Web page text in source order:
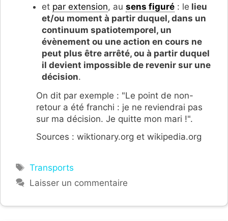
et par extension, au sens figuré : le lieu
et/ou moment à partir duquel, dans un
continuum spatiotemporel, un
évènement ou une action en cours ne
peut plus être arrêté, ou à partir duquel
il devient impossible de revenir sur une
décision.
On dit par exemple : "Le point de non-
retour a été franchi : je ne reviendrai pas
sur ma décision. Je quitte mon mari !".
Sources : wiktionary.org et wikipedia.org
Étiquettes
Transports
Laisser un commentaire